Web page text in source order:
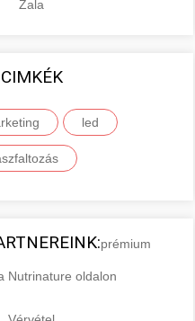
Zala
CIMKÉK
led
prémium
Nutrinature oldalon